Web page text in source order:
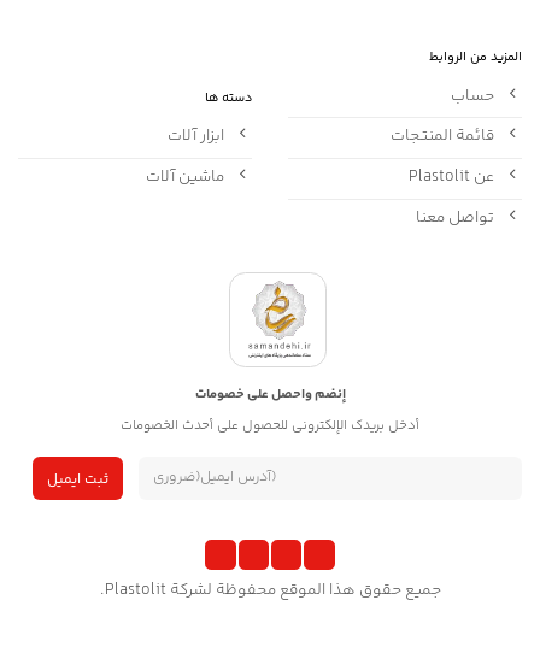
المزيد من الروابط
حساب
قائمة المنتجات
عن Plastolit
تواصل معنا
دسته ها
ابزار آلات
ماشین آلات
إنضم واحصل على خصومات
أدخل بريدك الإلكتروني للحصول على أحدث الخصومات
جميع حقوق هذا الموقع محفوظة لشركة Plastolit.